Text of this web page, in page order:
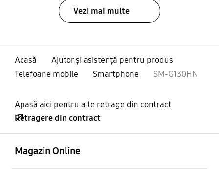
Vezi mai multe
Acasă
Ajutor și asistență pentru produs
Telefoane mobile
Smartphone SM-G130HN
Apasă aici pentru a te retrage din contract
Retragere din contract
Magazin Online